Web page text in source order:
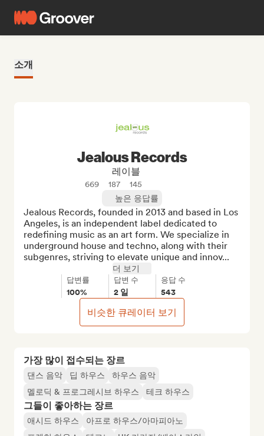
소개
가장 많이 접수되는 장르
댄스 음악 딥 하우스
하우스 음악
멜로딕 & 프로그레시브 하우스
테크 하우스
그들이 좋아하는 장르
애시드 하우스
아프로 하우스/아마피아노
Jealous Records
레이블
669 187
145
높은 응답률
Jealous Records, founded in 2013 and based in Los
Angeles, is an independent label dedicated to
redefining music as an art form. We specialize in
underground house and techno, along with their
subgenres, striving to elevate unique and innov...
더 보기
답변률
100%
답변 수
2 일
응답 수
543
비슷한 큐레이터 보기